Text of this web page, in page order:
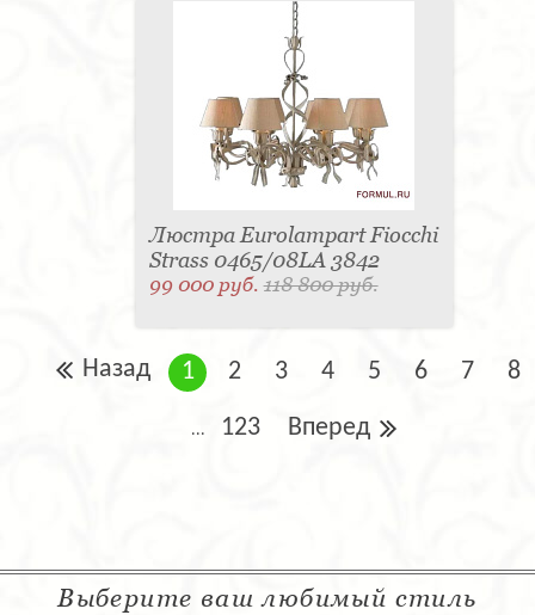
Люстра Eurolampart Fiocchi
Strass 0465/08LA 3842
99 000 руб.118 800 руб.
Назад 1 2 3 4 5 6 7 8
... 123 Вперед
Выберите ваш любимый стиль